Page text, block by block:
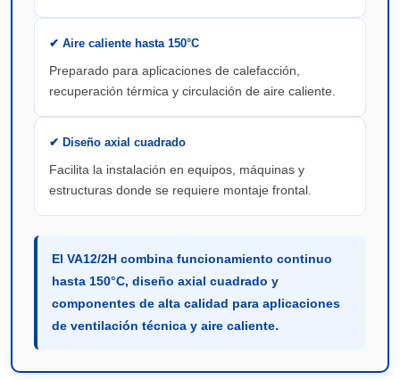
✔ Aire caliente hasta 150°C
Preparado para aplicaciones de calefacción,
recuperación térmica y circulación de aire caliente.
✔ Diseño axial cuadrado
Facilita la instalación en equipos, máquinas y
estructuras donde se requiere montaje frontal.
El VA12/2H combina funcionamiento continuo
hasta 150°C, diseño axial cuadrado y
componentes de alta calidad para aplicaciones
de ventilación técnica y aire caliente.